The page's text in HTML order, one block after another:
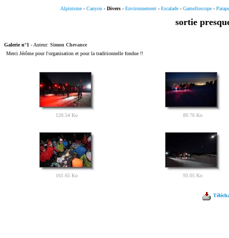
Alpinisme -Canyon -Divers -Environnement -Escalade -Gamelloscope -
sortie
Galerie n°1 - Auteur: Simon Chevance
Merci Jérôme pour l'organisation et pour la traditionnelle fondue !!
120.54 Ko 89.76 Ko
161.65 Ko 93.05 Ko